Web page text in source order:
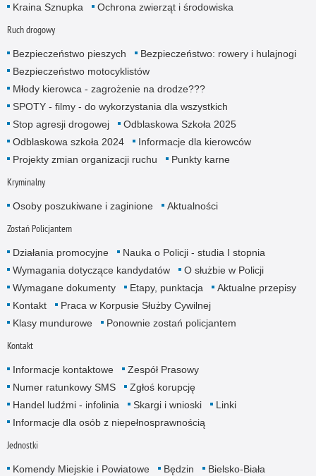
Kraina Sznupka
Ochrona zwierząt i środowiska
Ruch drogowy
Bezpieczeństwo pieszych
Bezpieczeństwo: rowery i hulajnogi
Bezpieczeństwo motocyklistów
Młody kierowca - zagrożenie na drodze???
SPOTY - filmy - do wykorzystania dla wszystkich
Stop agresji drogowej
Odblaskowa Szkoła 2025
Odblaskowa szkoła 2024
Informacje dla kierowców
Projekty zmian organizacji ruchu
Punkty karne
Kryminalny
Osoby poszukiwane i zaginione Aktualności
Zostań Policjantem
Działania promocyjne
Nauka o Policji - studia I stopnia
Wymagania dotyczące kandydatów
O służbie w Policji
Wymagane dokumenty
Etapy, punktacja
Aktualne przepisy
Kontakt
Praca w Korpusie Służby Cywilnej
Klasy mundurowe
Ponownie zostań policjantem
Kontakt
Informacje kontaktowe
Zespół Prasowy
Numer ratunkowy SMS
Zgłoś korupcję
Handel ludźmi - infolinia
Skargi i wnioski
Linki
Informacje dla osób z niepełnosprawnością
Jednostki
Komendy Miejskie i Powiatowe Będzin
Bielsko-Biała